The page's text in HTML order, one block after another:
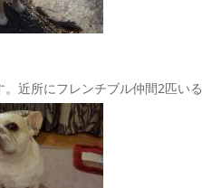
近所にフレンチブル仲間2匹い